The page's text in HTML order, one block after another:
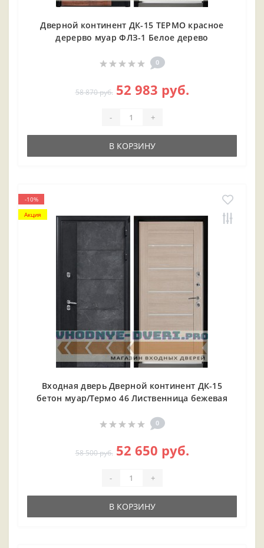
Дверной континент ДК-15 ТЕРМО красное
дерерво муар ФЛЗ-1 Белое дерево
0
58 870 руб. 52 983 руб.
- +
В КОРЗИНУ
-10%
Акция
Входная дверь Дверной континент ДК-15
бетон муар/Термо 46 Лиственница бежевая
0
58 500 руб. 52 650 руб.
- +
В КОРЗИНУ